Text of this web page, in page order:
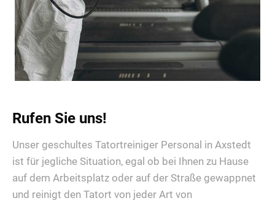
Rufen Sie uns!
Unser geschultes Tatortreiniger Personal in Axstedt
ist für jegliche Situation, egal ob bei Ihnen zu Hause
auf dem Arbeitsplatz oder auf der Straße gewappnet
und reinigt den Tatort von jeder Art von